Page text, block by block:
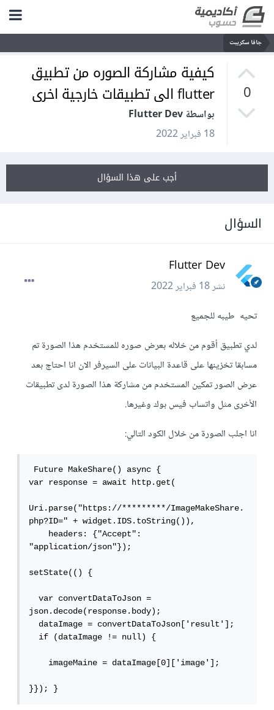
جافا سكريبت
0
كيفية مشاركة الصوره من تطبيق
flutter الى تطبيقات خارجية اخرى
بواسطة Flutter Dev
18 فبراير 2022
أجب على هذا السؤال
السؤال
Flutter Dev
نشر18 فبراير 2022
تحيه طيبه للجميع
لدي تطبيق أقوم من خلاله بعرض صوره للمستخدم هذا الصورة تم
مسابقا تخزينها على قاعدة البيانات على السيرفر الان انا احتاج بعد
عرض الصور تمكين المستخدم من مشاركة هذا الصورة لدى تطبيقات
الأخرى مثل واتساب فيس بوك وغيرها.
انا اجلب الصورة من خلال الكود التالي:
Future MakeShare() async {
var response = await http.get(
Uri.parse("https://*********/ImageMakeShare.
php?ID=" + widget.IDS.toString()),
    headers: {"Accept":
"application/json"});
setState(() {
  var convertDataToJson =
json.decode(response.body);
  dataImage = convertDataToJson['result'];
  if (dataImage != null) {
    imageMaine = dataImage[0]['image'];
}}); }